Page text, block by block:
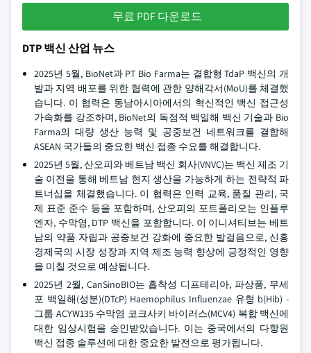
무료 PDF 다운로드
DTP 백신 산업 뉴스
2025년 5월, BioNet과 PT Bio Farma는 결합형 TdaP 백신의 개
발과 지역 배포를 위한 협력에 관한 양해각서(MoU)를 체결했
습니다. 이 협력은 동남아시아에서의 혁신적인 백신 접근성
가속화를 강조하며, BioNet의 독점적 백일해 백신 기술과 Bio
Farma의 대량 생산 능력 및 공중보건 네트워크를 결합해
ASEAN 국가들의 중요한 백신 접종 수요를 해결합니다.
2025년 5월, 산오피와 베트남 백신 회사(VNVC)는 백신 제조 기
술 이전을 통해 베트남 현지 생산을 가능하게 하는 전략적 파
트너십을 체결했습니다. 이 협력은 인력 교육, 품질 관리, 국
제 표준 준수 등을 포함하며, 산오피의 포트폴리오는 인플루
엔자, 수막염, DTP 백신을 포함합니다. 이 이니셔티브는 베트
남의 약품 자립과 공중보건 강화에 중요한 발걸음으로, 신흥
경제국의 시장 성장과 지역 제조 능력 향상에 긍정적인 영향
을 미칠 것으로 예상됩니다.
2025년 2월, CanSinoBIO는 흡착성 디프테리아, 파상풍, 무세
포 백일해(성분)(DTcP) Haemophilus Influenzae 유형 b(Hib) -
그룹 ACYW135 수막염 코크사키 바이러스(MCV4) 복합 백신에
대한 임상시험을 승인받았습니다. 이는 중국에서의 다항원
백신 접종 솔루션에 대한 중요한 발전으로 평가됩니다.